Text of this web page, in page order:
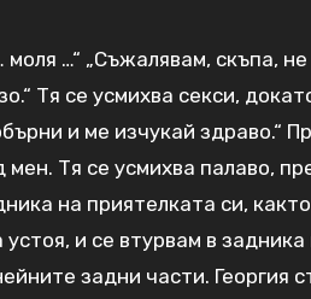
моля …“ „Съжалявам, скъпа,
Тя се усмихва секси,
и ме изчукай здраво.“
мен. Тя се усмихва палаво,
на приятелката си,
устоя, и се втурвам в
задни части. Георгия